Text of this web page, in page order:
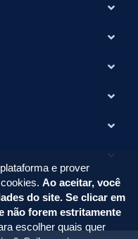
e prover
Ao aceitar, você
do site. Se clicar em
não forem estritamente
escolher quais quer